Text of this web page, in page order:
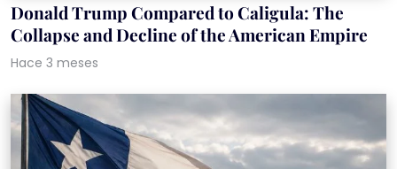
Donald Trump Compared to Caligula: The
Collapse and Decline of the American Empire
Hace 3 meses